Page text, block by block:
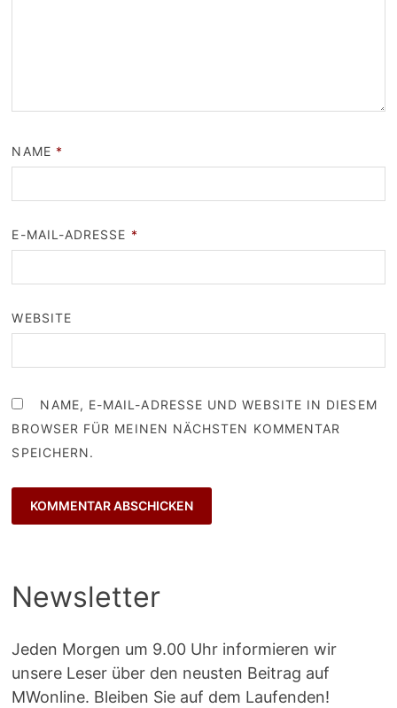
NAME *
E-MAIL-ADRESSE *
WEBSITE
NAME, E-MAIL-ADRESSE UND WEBSITE IN DIESEM
BROWSER FÜR MEINEN NÄCHSTEN KOMMENTAR
SPEICHERN.
Newsletter
Jeden Morgen um 9.00 Uhr informieren wir
unsere Leser über den neusten Beitrag auf
MWonline. Bleiben Sie auf dem Laufenden!